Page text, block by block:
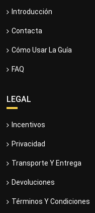
Introducción
Contacta
Cómo Usar La Guía
FAQ
LEGAL
Incentivos
Privacidad
Transporte Y Entrega
Devoluciones
Términos Y Condiciones